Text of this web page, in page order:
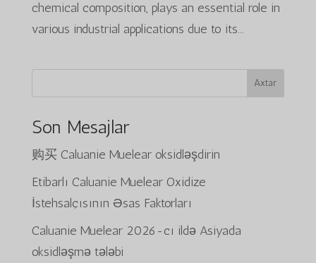
chemical composition, plays an essential role in
various industrial applications due to its...
Axtar
Son Mesajlar
购买 Caluanie Muelear oksidləşdirin
Etibarlı Caluanie Muelear Oxidize
İstehsalçısının Əsas Faktorları
Caluanie Muelear 2026-cı ildə Asiyada
oksidləşmə tələbi